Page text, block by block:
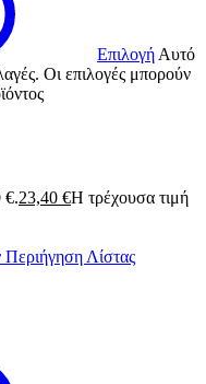
Επιλογή Αυτό
Οι επιλογές μπορούν
€.23,40 €Η τρέχουσα τιμή
Περιήγηση Λίστας